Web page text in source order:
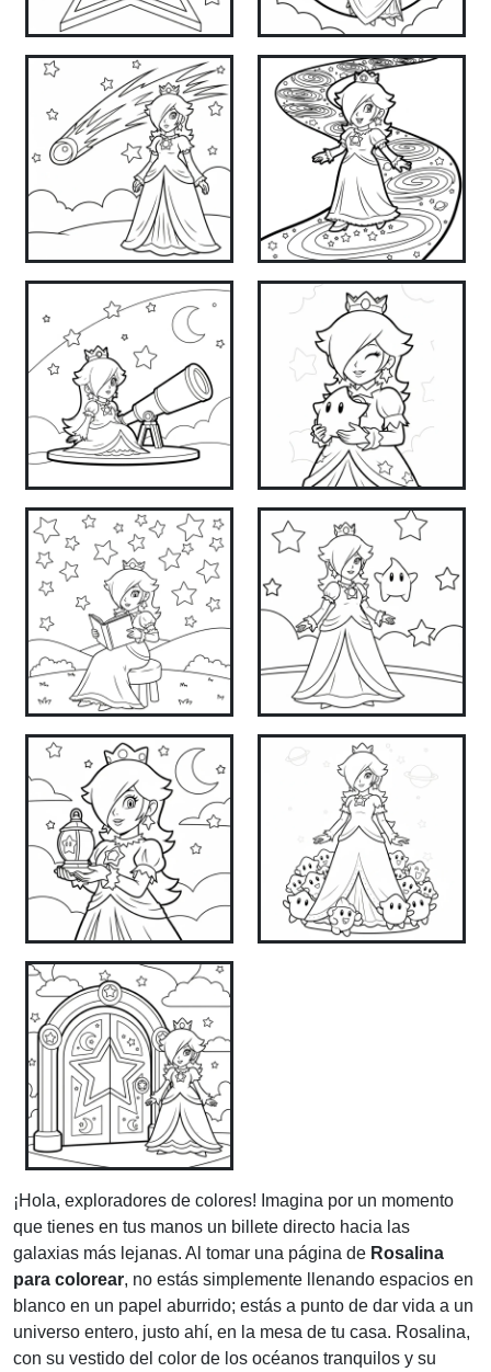
¡Hola, exploradores de colores! Imagina por un momento
que tienes en tus manos un billete directo hacia las
galaxias más lejanas. Al tomar una página de Rosalina
para colorear, no estás simplemente llenando espacios en
blanco en un papel aburrido; estás a punto de dar vida a un
universo entero, justo ahí, en la mesa de tu casa. Rosalina,
con su vestido del color de los océanos tranquilos y su